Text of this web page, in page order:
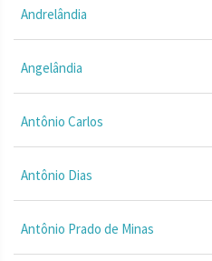
Andrelândia
Angelândia
Antônio Carlos
Antônio Dias
Antônio Prado de Minas